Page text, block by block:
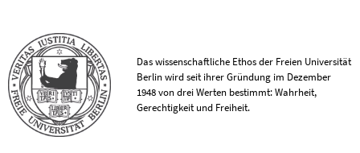
Das wissenschaftliche Ethos der Freien Universität
Berlin wird seit ihrer Gründung im Dezember
1948 von drei Werten bestimmt: Wahrheit,
Gerechtigkeit und Freiheit.